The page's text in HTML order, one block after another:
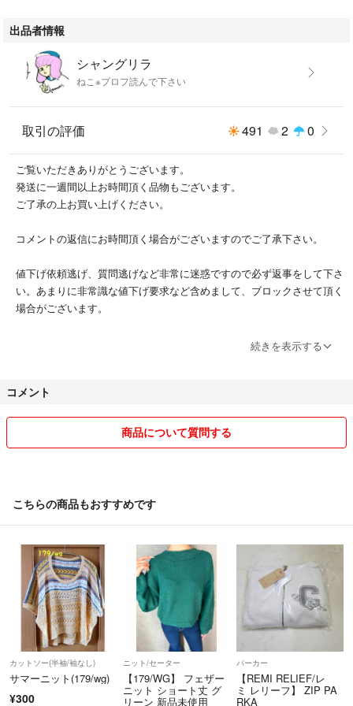
出品者情報
シャングリラ
ねこ※プロフ読んで下さい
取引の評価 491 2 0
ご覧いただきありがとうございます。
発送に一週間以上お時間頂く品物もございます。
ご了承の上お買い上げください。
コメントの返信にお時間頂く場合がございますのでご了承下さい。
値下げ依頼逃げ、質問逃げなど非常に迷惑ですので必ず返事をして下さ
い。あまりに非常識な値下げ要求など含めまして、ブロックさせて頂く
場合がございます。
イラスト等は二次利用やインターネットに載せたりもします。著作権は
なるべく安い発送方法で発送させて頂きます、その際コンパクトにする
る場合もあります。梱包もサイズ、重さの関係で簡単なものになりま
す。その為基本的に時間帯指定のある発送方法は対応出来ません。
ご了承の上お買い上げください。
いますのであらかじめご了承の上お買い上げください。
出品物は中古品でして、ある程度の状態も表記していますが気になる点
などはご購入前にご確認下さい。
神経質な方はご遠慮ください。
上記のことをプロフィールにも書いているにも関わらず、普通評価など
にされる方がいるので、そういった方は購入はしないでください。
続きを表示する
コメント
商品について質問する
こちらの商品もおすすめです
カットソー(半袖/袖なし)
サマーニット(179/wg)
¥300
ニット/セーター
【179/WG】 フェザー
ニット ショート丈 グ
リーン 新品未使用
パーカー
【REMI RELIEF/レ
ミ レリーフ】 ZIP PA
RKA